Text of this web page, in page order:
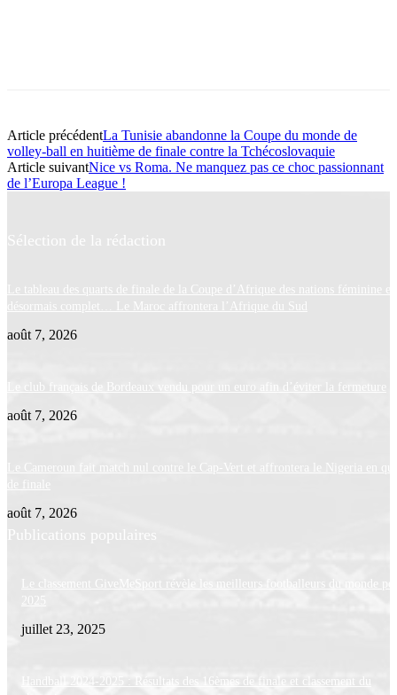
Article précédentLa Tunisie abandonne la Coupe du monde de
volley-ball en huitième de finale contre la Tchécoslovaquie
Article suivantNice vs Roma. Ne manquez pas ce choc passionnant
de l’Europa League !
Sélection de la rédaction
Le tableau des quarts de finale de la Coupe d’Afrique des nations féminine
désormais complet… Le Maroc affrontera l’Afrique du Sud
août 7, 2026
Le club français de Bordeaux vendu pour un euro afin d’éviter la fermeture
août 7, 2026
Le Cameroun fait match nul contre le Cap-Vert et affrontera le Nigeria en
de finale
août 7, 2026
Publications populaires
Le classement GiveMeSport révèle les meilleurs footballeurs du monde
juillet 23, 2025
Handball 2024-2025 : Résultats des 16èmes de finale et classement du